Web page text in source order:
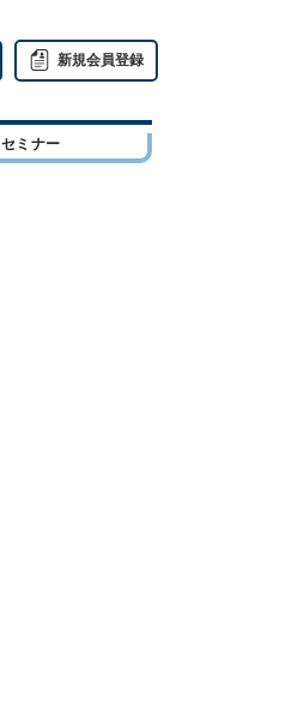
新規会員登録
セミナー